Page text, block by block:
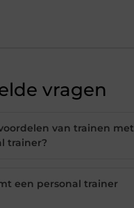
vragen
van trainen met
trainer?
een personal trainer